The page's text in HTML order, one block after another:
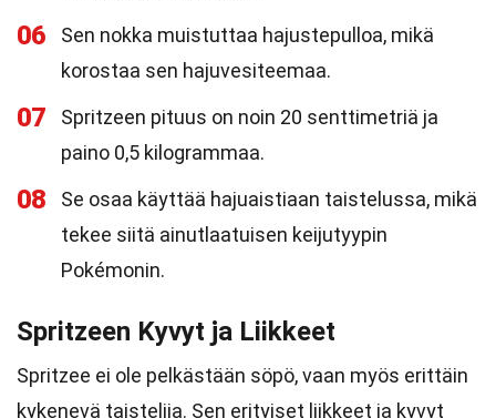
06
Sen nokka muistuttaa hajustepulloa, mikä
korostaa sen hajuvesiteemaa.
07
Spritzeen pituus on noin 20 senttimetriä ja
paino 0,5 kilogrammaa.
08
Se osaa käyttää hajuaistiaan taistelussa, mikä
tekee siitä ainutlaatuisen keijutyypin
Pokémonin.
Spritzeen Kyvyt ja Liikkeet
Spritzee ei ole pelkästään söpö, vaan myös erittäin
kykenevä taistelija. Sen erityiset liikkeet ja kyvyt